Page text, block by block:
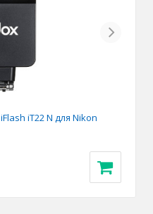
Next
iT22 N для Nikon